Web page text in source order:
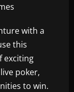
with a
this
exciting
poker,
to win.